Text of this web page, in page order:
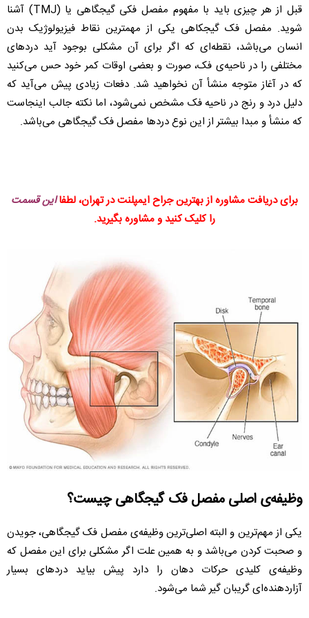
قبل از هر چیزی باید با مفهوم مفصل فکی گیجگاهی یا (TMJ) آشنا
شوید. مفصل فک گیجکاهی یکی از مهمترین نقاط فیزیولوژیک بدن
انسان می‌باشد، نقطه‌ای که اگر برای آن مشکلی بوجود آید دردهای
مختلفی را در ناحیه‌ی فک، صورت و بعضی اوقات کمر خود حس می‌کنید
که در آغاز متوجه منشأ آن نخواهید شد. دفعات زیادی پیش می‌آید که
دلیل درد و رنج در ناحیه فک مشخص نمی‌شود، اما نکته جالب اینجاست
که منشأ و مبدا بیشتر از این نوع درد‌ها مفصل فک گیجگاهی می‌باشد.
برای دریافت مشاوره از بهترین جراح ایمپلنت در تهران، لطفااین قسمت
را کلیک کنید و مشاوره بگیرید.
وظیفه‌ی اصلی مفصل فک گیجگاهی چیست؟
یکی از مهم‌ترین و البته اصلی‌ترین وظیفه‌ی مفصل فک گیجگاهی، جویدن
و صحبت کردن می‌باشد و به همین علت اگر مشکلی برای این مفصل که
وظیفه‌ی کلیدی حرکات دهان را دارد پیش بیاید درد‌های بسیار
آزاردهنده‌‌ای گریبان گیر شما می‌شود.